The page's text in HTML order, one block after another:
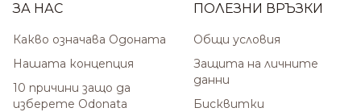
ЗА НАС
Какво означава Одоната
Нашата концепция
10 причини защо да
изберете Odonata
ПОЛЕЗНИ ВРЪЗКИ
Общи условия
Защита на личните
данни
Бисквитки